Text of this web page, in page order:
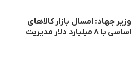
وزیر جهاد: امسال بازار کالاهای
اساسی با ۸ میلیارد دلار مدیریت